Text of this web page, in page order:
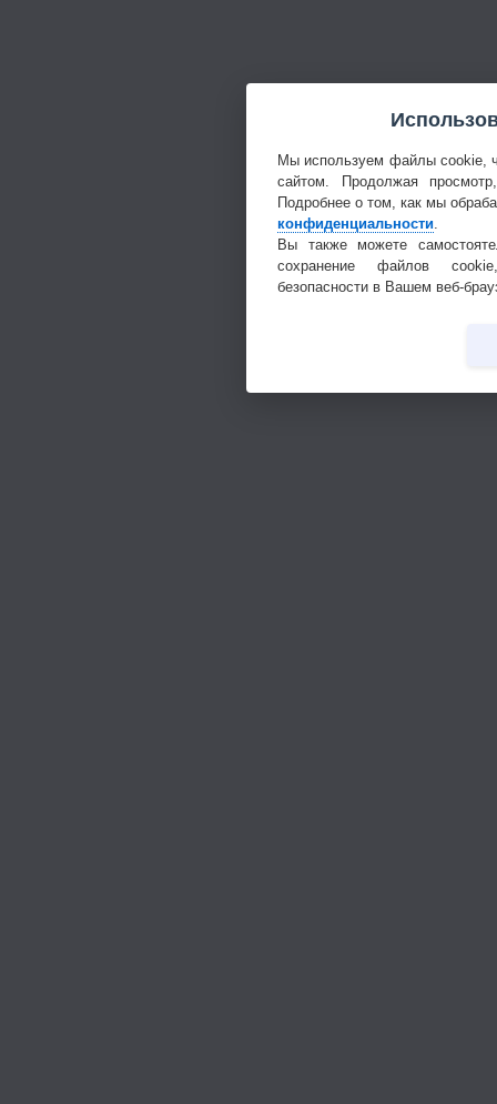
Мы используем файлы cookie,
сайтом. Продолжая
Подробнее о том, как мы
конфиденциальности.
Вы также можете
сохранение файлов
безопасности в Вашем веб-